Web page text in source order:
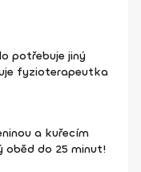
potřebuje jiný
fyzioterapeutka
a kuřecím
oběd do 25 minut!